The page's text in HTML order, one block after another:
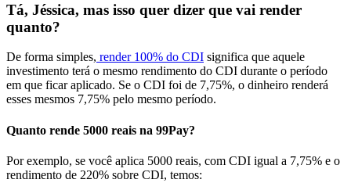
Tá, Jéssica, mas isso quer dizer que vai render
quanto?
De forma simples, render 100% do CDI significa que aquele
investimento terá o mesmo rendimento do CDI durante o período
em que ficar aplicado. Se o CDI foi de 7,75%, o dinheiro renderá
esses mesmos 7,75% pelo mesmo período.
Quanto rende 5000 reais na 99Pay?
Por exemplo, se você aplica 5000 reais, com CDI igual a 7,75% e o
rendimento de 220% sobre CDI, temos: